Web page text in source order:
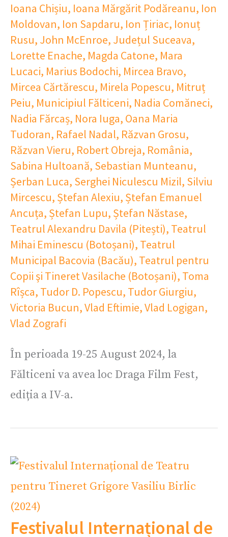
Ioana Chișiu, Ioana Mărgărit Podăreanu, Ion
Moldovan, Ion Sapdaru, Ion Țiriac, Ionuț
Rusu, John McEnroe, Județul Suceava,
Lorette Enache, Magda Catone, Mara
Lucaci, Marius Bodochi, Mircea Bravo,
Mircea Cărtărescu, Mirela Popescu, Mitruț
Peiu, Municipiul Fălticeni, Nadia Comăneci,
Nadia Fărcaș, Nora Iuga, Oana Maria
Tudoran, Rafael Nadal, Răzvan Grosu,
Răzvan Vieru, Robert Obreja, România,
Sabina Hultoană, Sebastian Munteanu,
Șerban Luca, Serghei Niculescu Mizil, Silviu
Mircescu, Ștefan Alexiu, Ștefan Emanuel
Ancuța, Ștefan Lupu, Ștefan Năstase,
Teatrul Alexandru Davila (Pitești), Teatrul
Mihai Eminescu (Botoșani), Teatrul
Municipal Bacovia (Bacău), Teatrul pentru
Copii şi Tineret Vasilache (Botoșani), Toma
Rîșca, Tudor D. Popescu, Tudor Giurgiu,
Victoria Bucun,Vlad Eftimie,Vlad Logigan,
Vlad Zografi
În perioada 19-25 August 2024, la
Fălticeni va avea loc Draga Film Fest,
ediția a IV-a.
Festivalul Internațional de